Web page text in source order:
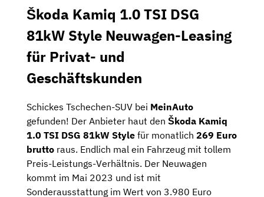
Škoda Kamiq 1.0 TSI DSG
81kW Style Neuwagen-Leasing
für Privat- und
Geschäftskunden
Schickes Tschechen-SUV bei MeinAuto
gefunden! Der Anbieter haut den Škoda Kamiq
1.0 TSI DSG 81kW Style für monatlich 269 Euro
brutto raus. Endlich mal ein Fahrzeug mit tollem
Preis-Leistungs-Verhältnis. Der Neuwagen
kommt im Mai 2023 und ist mit
Sonderausstattung im Wert von 3.980 Euro